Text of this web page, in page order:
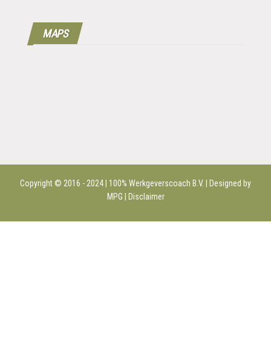
MAPS
Copyright © 2016 - 2024 | 100% Werkgeverscoach B.V. | Designed by
MPG |
Disclaimer